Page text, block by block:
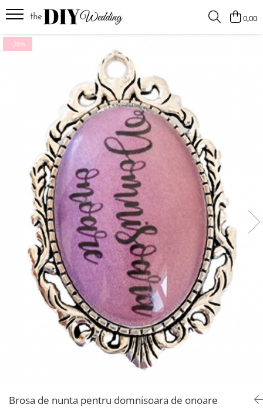
Produse
Pentru barbati
0,00
Brosa de nunta pentru domnisoara de onoare
-28%